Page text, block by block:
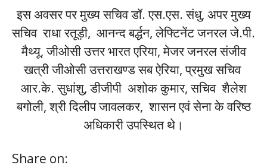
इस अवसर पर मुख्य सचिव डॉ. एस.एस. संधु, अपर मुख्य
सचिव राधा रतूड़ी, आनन्द बर्द्धन, लेफ्टिनेंट जनरल जे.पी.
मैथ्यू, जीओसी उत्तर भारत एरिया, मेजर जनरल संजीव
खत्री जीओसी उत्तराखण्ड सब ऐरिया, प्रमुख सचिव
आर.के. सुधांशु, डीजीपी अशोक कुमार, सचिव शैलेश
बगोली, श्री दिलीप जावलकर, शासन एवं सेना के वरिष्ठ
अधिकारी उपस्थित थे।
Share on: